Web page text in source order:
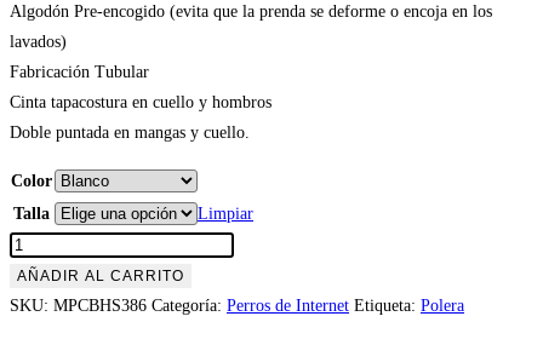
Algodón Pre-encogido (evita que la prenda se deforme o encoja en los
lavados)
Fabricación Tubular
Cinta tapacostura en cuello y hombros
Doble puntada en mangas y cuello.
Color
Talla
Limpiar
Polera
Perros
de
AÑADIR AL CARRITO
SKU: MPCBHS386 Categoría: Perros de Internet Etiqueta: Polera